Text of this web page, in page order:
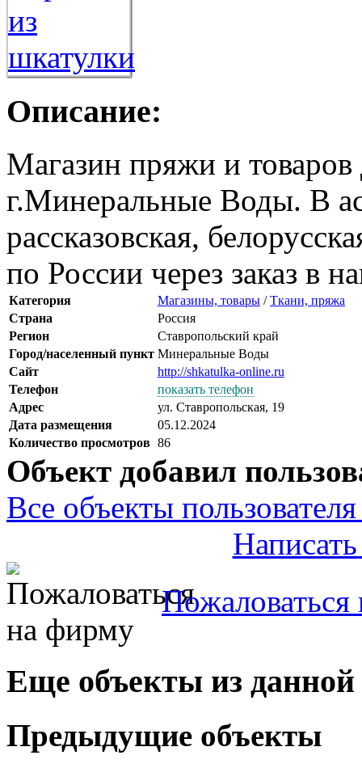
Описание:
Магазин пряжи и товаров
г.Минеральные Воды. В
рассказовская,
по России через заказ в
Категория Магазины, товары /Ткани, пряжа
Страна
Россия
Регион
Ставропольский край
Город/населенный пункт Минеральные Воды
Сайт
http://shkatulka-online.ru
Телефон
показать телефон
Адрес
ул. Ставропольская, 19
Дата размещения
05.12.2024
Количество просмотров 86
Объект добавил
Все объекты
Еще объекты из данной
Предыдущие объекты